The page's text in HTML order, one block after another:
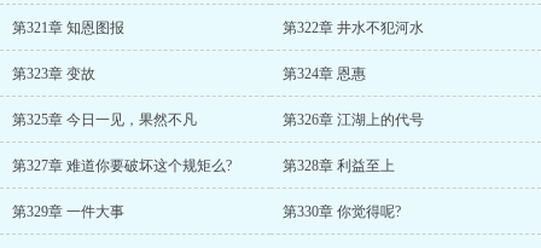
第321章 知恩图报 第322章 井水不犯河水
第323章 变故 第324章 恩惠
第325章 今日一见，果然不凡 第326章 江湖上的代号
第327章 难道你要破坏这个规矩么? 第328章 利益至上
第329章 一件大事 第330章 你觉得呢?